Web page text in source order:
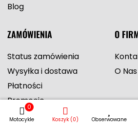
Blog
ZAMÓWIENIA
Status zamówienia
Wysyłka i dostawa
Płatności
Promocje
O
O Nas
Motocykle
0
Koszyk (0) Obserwowane